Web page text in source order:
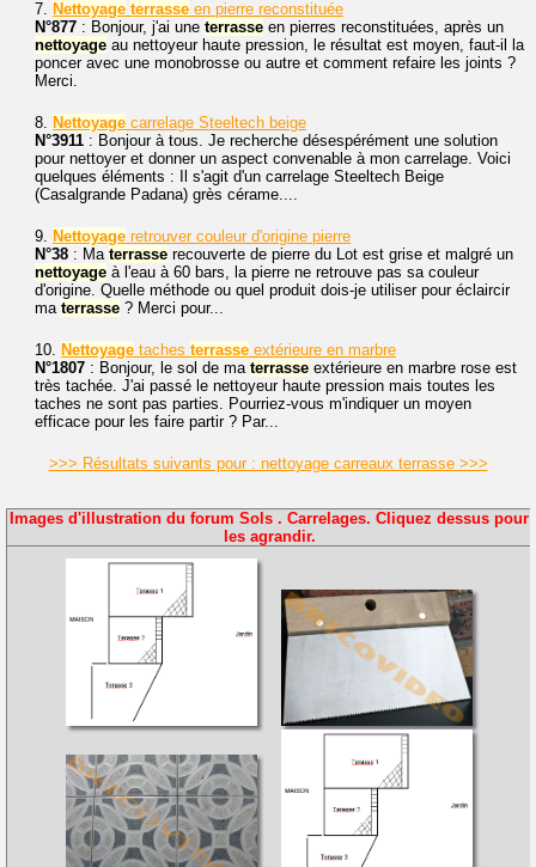
7. Nettoyage terrasse en pierre reconstituée
N°877 : Bonjour, j'ai une terrasse en pierres reconstituées, après un
nettoyage au nettoyeur haute pression, le résultat est moyen, faut-il la
poncer avec une monobrosse ou autre et comment refaire les joints ?
Merci.
8. Nettoyage carrelage Steeltech beige
N°3911 : Bonjour à tous. Je recherche désespérément une solution
pour nettoyer et donner un aspect convenable à mon carrelage. Voici
quelques éléments : Il s'agit d'un carrelage Steeltech Beige
(Casalgrande Padana) grès cérame....
9. Nettoyage retrouver couleur d'origine pierre
N°38 : Ma terrasse recouverte de pierre du Lot est grise et malgré un
nettoyage à l'eau à 60 bars, la pierre ne retrouve pas sa couleur
d'origine. Quelle méthode ou quel produit dois-je utiliser pour éclaircir
ma terrasse ? Merci pour...
10. Nettoyage taches terrasse extérieure en marbre
N°1807 : Bonjour, le sol de ma terrasse extérieure en marbre rose est
très tachée. J'ai passé le nettoyeur haute pression mais toutes les
taches ne sont pas parties. Pourriez-vous m'indiquer un moyen
efficace pour les faire partir ? Par...
>>> Résultats suivants pour : nettoyage carreaux terrasse >>>
Images d'illustration du forum Sols . Carrelages. Cliquez dessus pour
les agrandir.